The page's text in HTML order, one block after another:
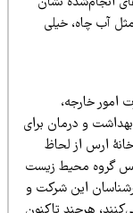
چاه، خیلی
خارجه،
و درمان برای
از لحاظ
محیط زیست
این شرکت و